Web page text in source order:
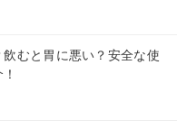
むと胃に悪い？安全な使